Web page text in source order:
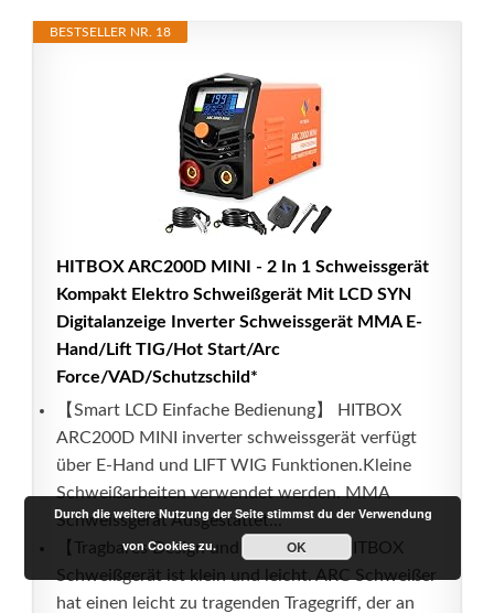
BESTSELLER NR. 18
HITBOX ARC200D MINI - 2 In 1 Schweissgerät
Kompakt Elektro Schweißgerät Mit LCD SYN
Digitalanzeige Inverter Schweissgerät MMA E-
Hand/Lift TIG/Hot Start/Arc
Force/VAD/Schutzschild*
【Smart LCD Einfache Bedienung】 HITBOX
ARC200D MINI inverter schweissgerät verfügt
über E-Hand und LIFT WIG Funktionen.Kleine
Schweißarbeiten verwendet werden. MMA
Schweissgerät Ausgestattet...
【Tragbares Design und Sicherheit】HITBOX
Schweißgerät ist klein und leicht. ARC Schweißer
hat einen leicht zu tragenden Tragegriff, der an
Durch die weitere Nutzung der Seite stimmst du der Verwendung
von Cookies zu.
OK